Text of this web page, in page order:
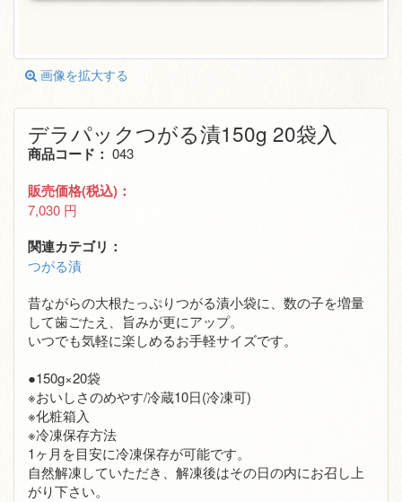
画像を拡大する
デラパックつがる漬150g 20袋入
商品コード： 043
販売価格(税込)：
7,030 円
関連カテゴリ：
つがる漬
昔ながらの大根たっぷりつがる漬小袋に、数の子を増量
して歯ごたえ、旨みが更にアップ。
いつでも気軽に楽しめるお手軽サイズです。
●150g×20袋
※おいしさのめやす/冷蔵10日(冷凍可)
※化粧箱入
※冷凍保存方法
1ヶ月を目安に冷凍保存が可能です。
自然解凍していただき、解凍後はその日の内にお召し上
がり下さい。